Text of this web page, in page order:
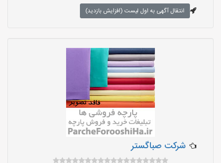
انتقال آگهی به اول لیست (افزایش بازدید)
شرکت صباگستر